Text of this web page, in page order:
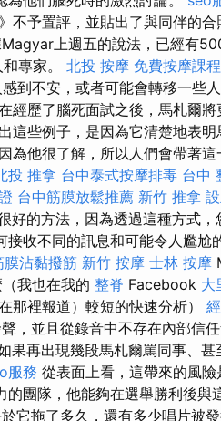
不予置評，並貼出了與同伴的合
上週五的說法，已經有
專家。 北投 按摩 免費按摩課程
到不安，或者可能會轉移一些人
經歷了腦死面試之後，馬札爾將
這些例子，是因為它清楚地表明
為他很了解，所以人們會帶著
投 推拿 台中泰式按摩排毒 台中
台中筋膜放鬆推薦 新竹 推拿
好的方法，因為透過這種方式，
收不同的訊息和可能令人尷尬
膜沾黏撥筋 新竹 按摩 士林 按摩
我也在我的 整脊 Facebook 大
那裡報道）較短的快速分析）
，並且從錄音中不存在內部信
果再出現幾段馬札爾罵同事、甚
服務 從表面上看，這帶來的風
團隊，他能夠在選舉勝利後與
它拖了多久，還有多少唱片被